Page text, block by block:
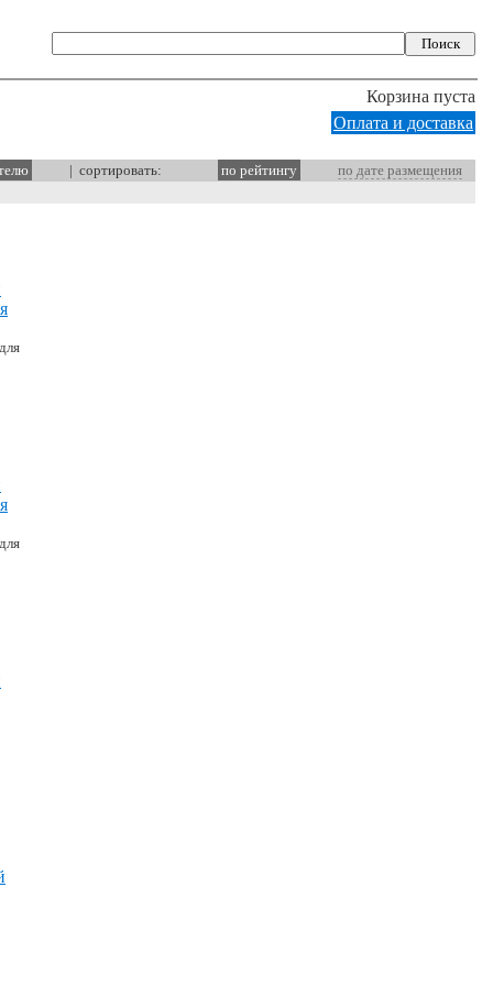
Корзина пуста
Оплата и доставка
| сортировать: по рейтингу по дате размещения